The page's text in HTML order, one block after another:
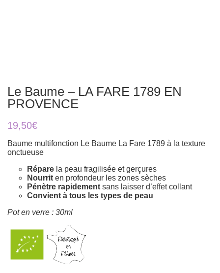
Le Baume – LA FARE 1789 EN
PROVENCE
19,50€
Baume multifonction Le Baume La Fare 1789 à la texture
onctueuse
Répare la peau fragilisée et gerçures
Nourrit en profondeur les zones sèches
Pénètre rapidement sans laisser d’effet collant
Convient à tous les types de peau
Pot en verre : 30ml